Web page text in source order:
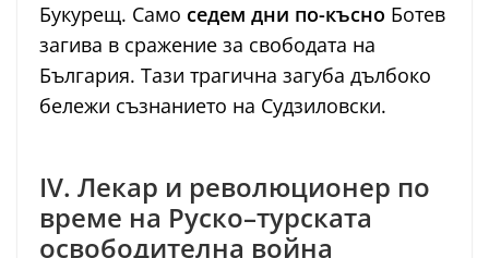
Букурещ. Само седем дни по-късно Ботев
загива в сражение за свободата на
България. Тази трагична загуба дълбоко
бележи съзнанието на Судзиловски.
IV. Лекар и революционер по
време на Руско–турската
освободителна война